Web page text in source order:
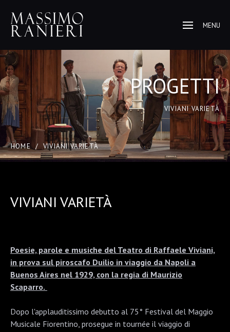
MENU
PROGETTI
VIVIANI VARIETÀ
HOME / VIVIANI VARIETÀ
VIVIANI VARIETÀ
Poesie, parole e musiche del Teatro di Raffaele Viviani,
in prova sul piroscafo Duilio in viaggio da Napoli a
Buenos Aires nel 1929, con la regia di Maurizio
Scaparro.
Dopo l'applauditissimo debutto al 75° Festival del Maggio
Musicale Fiorentino, prosegue in tournée il viaggio di